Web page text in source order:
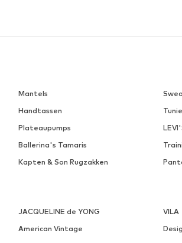
Mantels
Handtassen
Plateaupumps
Ballerina's Tamaris
Kapten & Son Rugzakken
JACQUELINE de YONG
VILA
American Vintage